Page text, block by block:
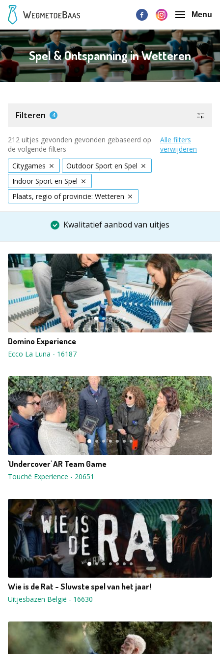
Menu
Spel & Ontspanning in Wetteren
Filteren 4
212 uitjes gevonden gevonden gebaseerd op
de volgende filters
Alle filters
verwijderen
Citygames
Outdoor Sport en Spel
Indoor Sport en Spel
Plaats, regio of provincie: Wetteren
Kwalitatief aanbod van uitjes
Domino Experience
Ecco La Luna - 16187
'Undercover' AR Team Game
Touché Experience - 20651
Wie is de Rat - Sluwste spel van het jaar!
Uitjesbazen België - 16630